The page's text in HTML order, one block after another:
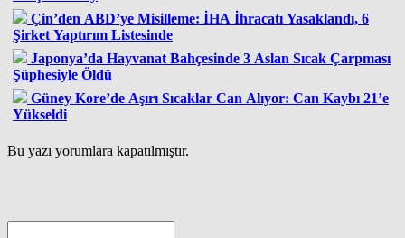
Çin’den ABD’ye Misilleme: İHA İhracatı Yasaklandı, 6
Şirket Yaptırım Listesinde
Japonya’da Hayvanat Bahçesinde 3 Aslan Sıcak Çarpması
Şüphesiyle Öldü
Güney Kore’de Aşırı Sıcaklar Can Alıyor: Can Kaybı 21’e
Yükseldi
Bu yazı yorumlara kapatılmıştır.